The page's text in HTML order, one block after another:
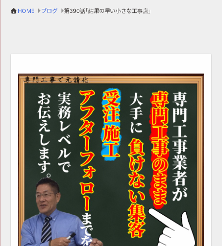
HOME ブログ 第390話「結果の早い小さな工事店」